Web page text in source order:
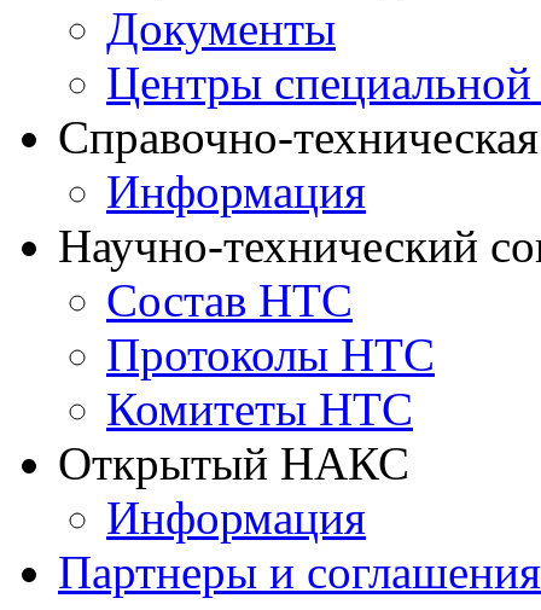
Документы
Центры
Справочно-
Информация
Научно-технический
Состав НТС
Протоколы НТС
Комитеты НТС
Открытый НАКС
Информация
Партнеры и соглашения